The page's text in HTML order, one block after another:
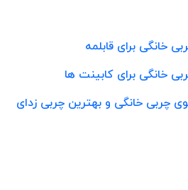
خانگی برای قابلمه
خانگی برای کابینت ها
چربی خانگی و بهترین چربی زدای